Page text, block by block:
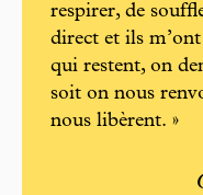
respirer, de
direct et ils
qui restent, on
soit on nous
nous libèrent. »